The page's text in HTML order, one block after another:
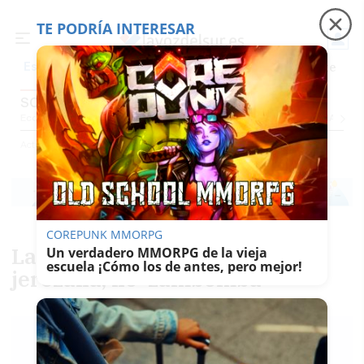
Es noticia Precio luz Padre Coraje Fábrica de botellas
SOCIEDAD
EconomíaSociedadInternacionalPolíticaEcología Educación Salud
Actualidad Sociedad
La RAE recula: es Zambomba
jerezana, no 'zambombá'
LAVOZDELSUR.ES
TE PODRÍA INTERESAR
COREPUNK MMORPG
Un verdadero MMORPG de la vieja
escuela ¡Cómo los de antes, pero mejor!